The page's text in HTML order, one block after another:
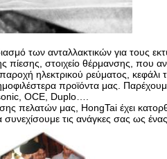
των ανταλλακτικών για τους
στοιχείο θέρμανσης, που
ηλεκτρικού ρεύματος, κεφάλι
προϊόντα μας.
OCE, Duplo….
πελατών μας, HongTai έχει
τις ανάγκες σας ως ένας